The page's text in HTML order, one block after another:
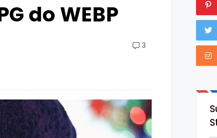
do WEBP
3